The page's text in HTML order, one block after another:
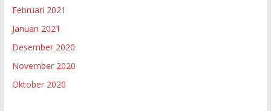
Februari 2021
Januari 2021
Desember 2020
November 2020
Oktober 2020